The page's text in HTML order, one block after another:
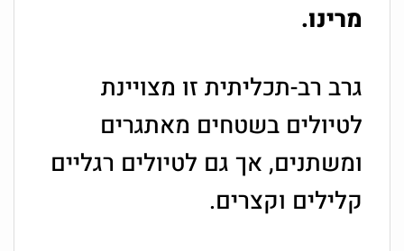
מרינו.
גרב רב-תכליתית זו מצויינת
לטיולים בשטחים מאתגרים
ומשתנים, אך גם לטיולים רגליים
קלילים וקצרים.